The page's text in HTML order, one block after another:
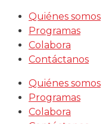
Saltar
contenido
Quiénes somos
Programas
Colabora
Contáctanos
Quiénes somos
Programas
Colabora